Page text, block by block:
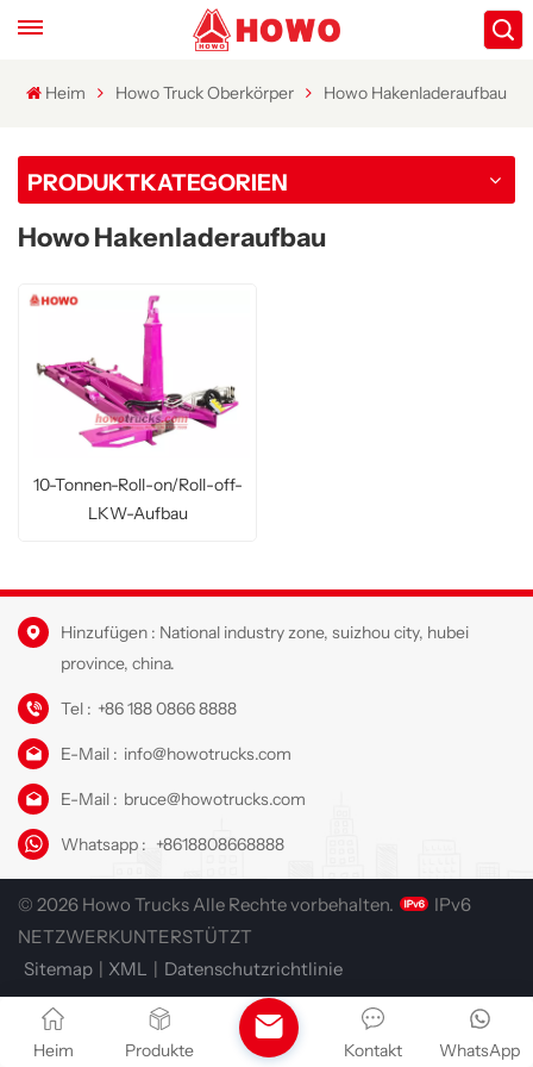
Heim Howo Truck Oberkörper Howo Hakenladeraufbau
PRODUKTKATEGORIEN
Howo Hakenladeraufbau
10-Tonnen-Roll-on/Roll-off-
LKW-Aufbau
Hinzufügen : National industry zone, suizhou city, hubei
province, china.
Tel : +86 188 0866 8888
E-Mail : info@howotrucks.com
E-Mail : bruce@howotrucks.com
Whatsapp : +8618808668888
© 2026 Howo Trucks Alle Rechte vorbehalten.
IPv6
NETZWERKUNTERSTÜTZT
Sitemap | XML | Datenschutzrichtlinie
Heim Produkte WhatsApp
Kontakt